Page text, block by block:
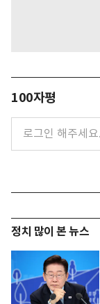
100자평
정치 많이 본 뉴스